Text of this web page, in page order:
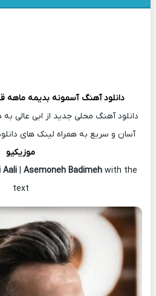
دانلود آهنگ آسمونه بدیمه ماهه
دانلود آهنگ محلی جدید از ابی عالی
آسان و سریع به همراه لینک های
موزیکیو
Aali | Asemoneh Badimeh with the
text